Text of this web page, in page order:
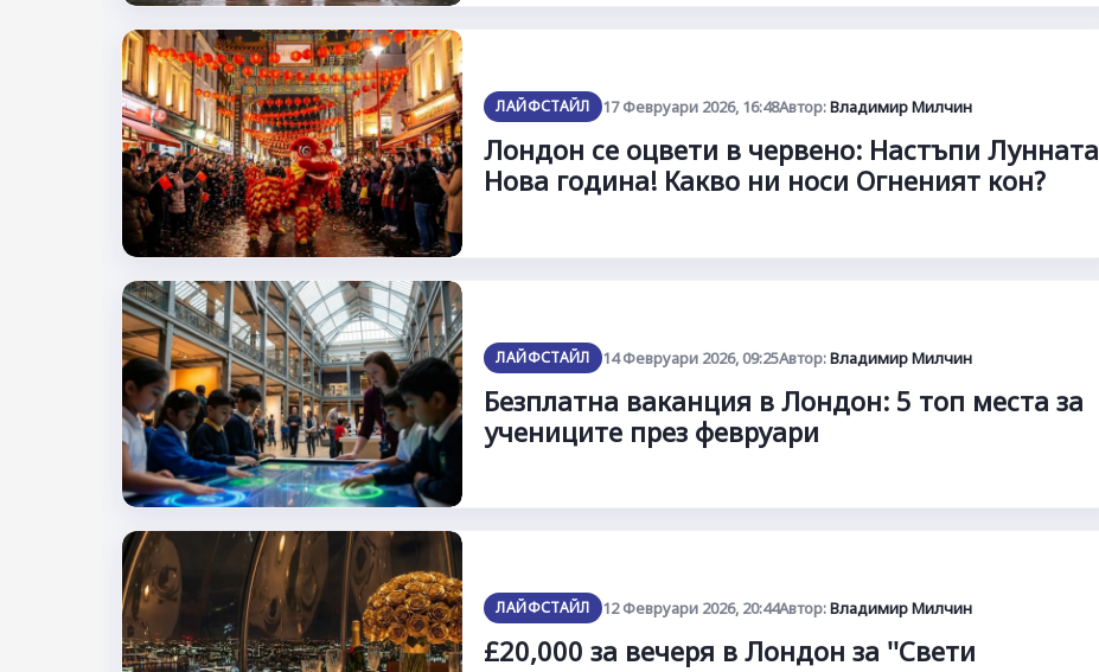
ЛАЙФСТАЙЛ 17 Февруари 2026, 16:48Автор:Владимир Милчин
Лондон се оцвети в червено: Настъпи Лунната
Нова година! Какво ни носи Огненият кон?
ЛАЙФСТАЙЛ 14 Февруари 2026, 09:25Автор:Владимир Милчин
Безплатна ваканция в Лондон: 5 топ места за
учениците през февруари
ЛАЙФСТАЙЛ 12 Февруари 2026, 20:44Автор:Владимир Милчин
£20,000 за вечеря в Лондон за ''Свети